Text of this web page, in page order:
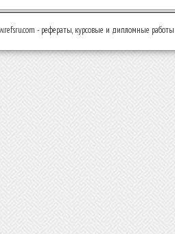
- рефераты, курсовые и дипломные работы